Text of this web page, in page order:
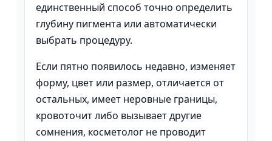
единственный способ точно определить
глубину пигмента или автоматически
выбрать процедуру.
Если пятно появилось недавно, изменяет
форму, цвет или размер, отличается от
остальных, имеет неровные границы,
кровоточит либо вызывает другие
сомнения, косметолог не проводит